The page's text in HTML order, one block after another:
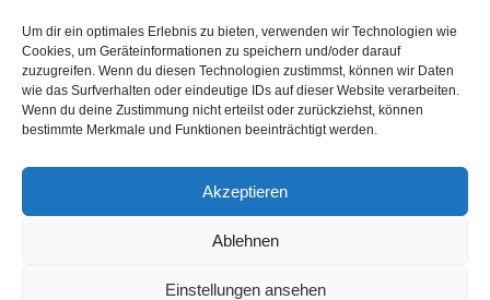
Um dir ein optimales Erlebnis zu bieten, verwenden wir Technologien wie
Cookies, um Geräteinformationen zu speichern und/oder darauf
zuzugreifen. Wenn du diesen Technologien zustimmst, können wir Daten
wie das Surfverhalten oder eindeutige IDs auf dieser Website verarbeiten.
Wenn du deine Zustimmung nicht erteilst oder zurückziehst, können
bestimmte Merkmale und Funktionen beeinträchtigt werden.
Akzeptieren
Ablehnen
Einstellungen ansehen
Kundenstimmen
43Leserstimmen